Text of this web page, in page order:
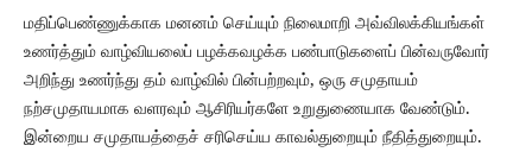
மதிப்பெண்ணுக்காக மனனம் செய்யும் நிலைமாறி அவ்விலக்கியங்கள்
உணர்த்தும் வாழ்வியலைப் பழக்கவழக்க பண்பாடுகளைப் பின்வருவோர்
அறிந்து உணர்ந்து தம் வாழ்வில் பின்பற்றவும், ஒரு சமுதாயம்
நற்சமுதாயமாக வளரவும் ஆசிரியர்களே உறுதுணையாக வேண்டும்.
இன்றைய சமுதாயத்தைச் சரிசெய்ய காவல்துறையும் நீதித்துறையும்.